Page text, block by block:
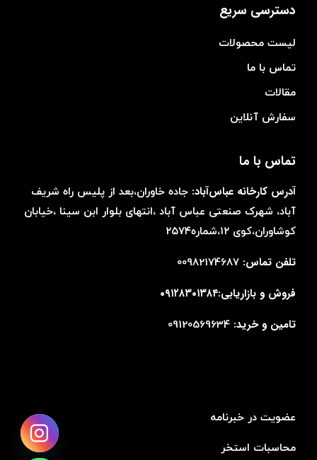
دسترسی سریع
لیست محصولات
تماس با ما
مقالات
سفارش آنلاین
تماس با ما
آدرس کارخانه عباس‌آباد: جاده خاوران،بعد از پلیس راه شریف
آباد، شهرک صنعتی عباس آباد ،انتهای بلوار ابن سینا ،خیابان
کوشاوران،کوی ۱۲،شماره۲۵۷۴
تلفن تماس: 00982174687
فروش و بازاریابی:۰۹۱۲۸۳۰۱۳۸۴
تامین و خرید: 09120569634
عضویت در خبرنامه
محاسبات استخر